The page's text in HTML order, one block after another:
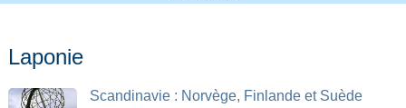
Laponie
Scandinavie : Norvège, Finlande et Suède